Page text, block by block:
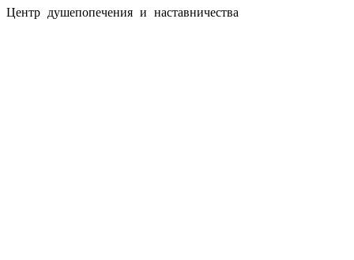
Центр душепопечения и наставничества